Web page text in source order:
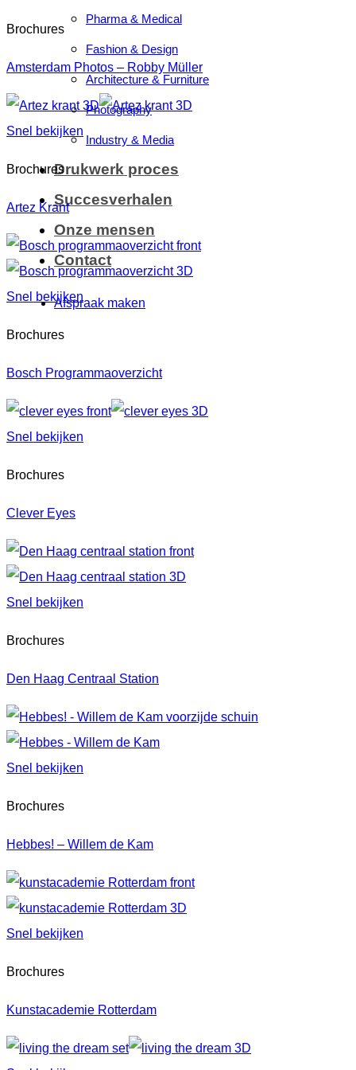
Pharma & Medical
Fashion & Design
Architecture & Furniture
Photography
Industry & Media
Drukwerk proces
Succesverhalen
Onze mensen
Contact
Afspraak maken
Brochures
Amsterdam Photos – Robby Müller
Snel bekijken
Brochures
Artez Krant
Snel bekijken
Brochures
Bosch Programmaoverzicht
Snel bekijken
Brochures
Clever Eyes
Snel bekijken
Brochures
Den Haag Centraal Station
Snel bekijken
Brochures
Hebbes! – Willem de Kam
Snel bekijken
Brochures
Kunstacademie Rotterdam